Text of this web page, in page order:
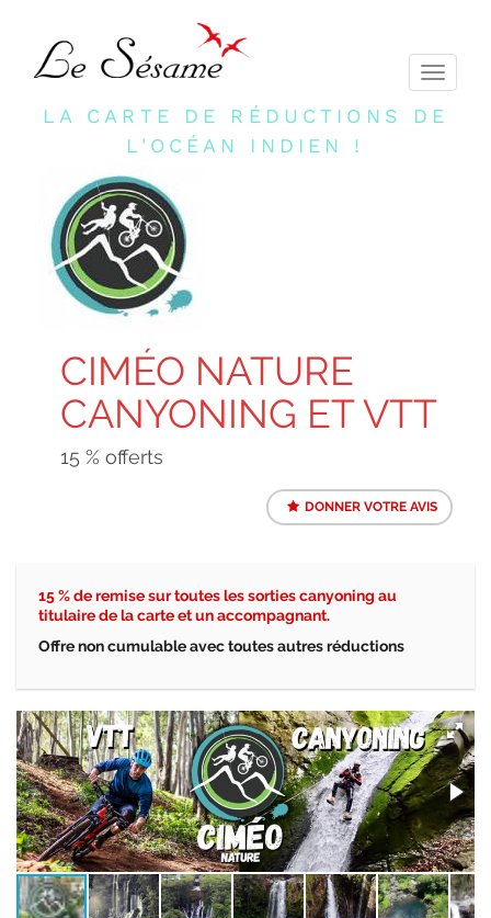
Toggle
LA CARTE DE RÉDUCTIONS DE
L'OCÉAN INDIEN !
CIMÉO NATURE
CANYONING ET VTT
15 % offerts
DONNER VOTRE AVIS
15 % de remise sur toutes les sorties canyoning au
titulaire de la carte et un accompagnant.
Offre non cumulable avec toutes autres réductions